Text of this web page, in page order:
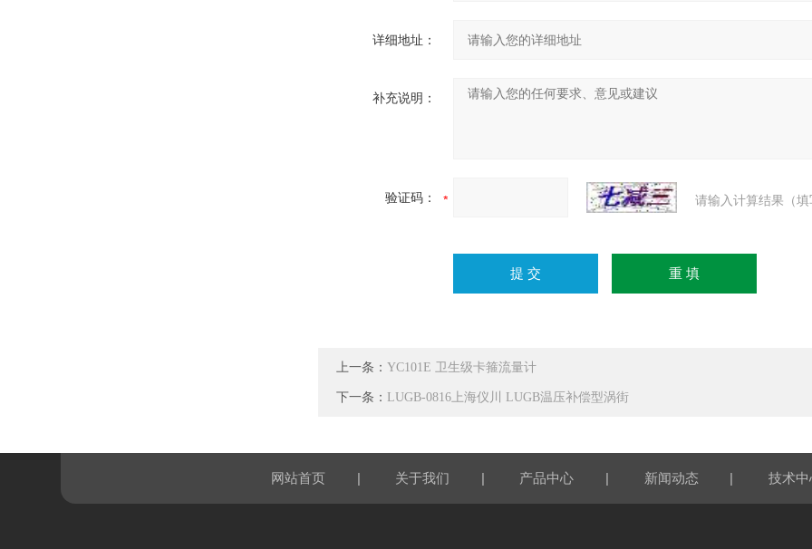
详细地址：
补充说明：
验证码： 请输入计算结果（
上一条：YC101E 卫生级卡箍流量计
下一条： LUGB-0816上海仪川 LUGB温压补偿型涡街
网站首页 | 关于我们 | 产品中心 | 新闻动态 | 技术中